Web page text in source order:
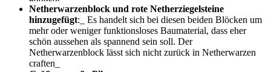
Netherwarzenblock und rote Netherziegelsteine
hinzugefügt:_ Es handelt sich bei diesen beiden Blöcken um
mehr oder weniger funktionsloses Baumaterial, dass eher
schön aussehen als spannend sein soll. Der
Netherwarzenblock lässt sich nicht zurück in Netherwarzen
craften_